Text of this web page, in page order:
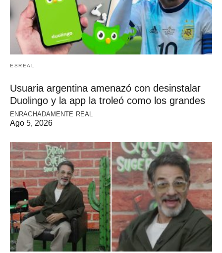
ESREAL
Usuaria argentina amenazó con desinstalar
Duolingo y la app la troleó como los grandes
ENRACHADAMENTE REAL
Ago 5, 2026